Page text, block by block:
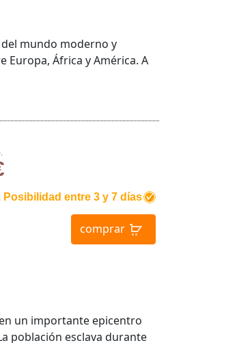
mundo moderno y
África y América. A
Posibilidad entre 3 y 7 días
comprar
un importante epicentro
población esclava durante